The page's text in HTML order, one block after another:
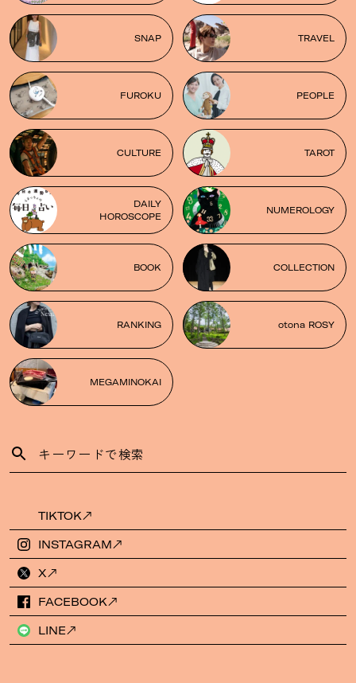
SNAP TRAVEL
FUROKU PEOPLE
CULTURE TAROT
DAILY
HOROSCOPE
NUMEROLOGY
BOOK COLLECTION
RANKING otona ROSY
MEGAMINOKAI
TIKTOK
INSTAGRAM
X
FACEBOOK
LINE